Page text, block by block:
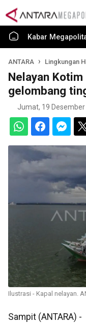
Kabar
ANTARA Lingkungan
Nelayan
gelombang
Jumat, 19
Ilustrasi - Kapal nelayan.
Sampit (ANTARA) -